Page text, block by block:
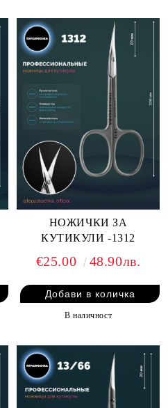
НОЖИЧКИ ЗА
КУТИКУЛИ -1312
€25.00 48.90лв.
В наличност